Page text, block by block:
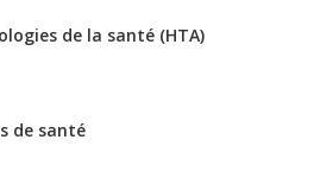
de la santé (HTA)
de santé